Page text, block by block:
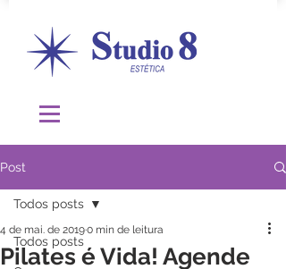
Post
Todos posts
Todos posts
Pilates é Vida! Agende
4 de mai. de 20190 min de leitura